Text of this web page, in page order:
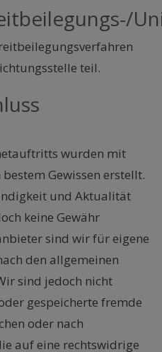
teil.
wurden mit
Gewissen erstellt.
und Aktualität
keine Gewähr
sind wir für eigene
den allgemeinen
sind jedoch nicht
gespeicherte fremde
oder nach
auf eine rechtswidrige